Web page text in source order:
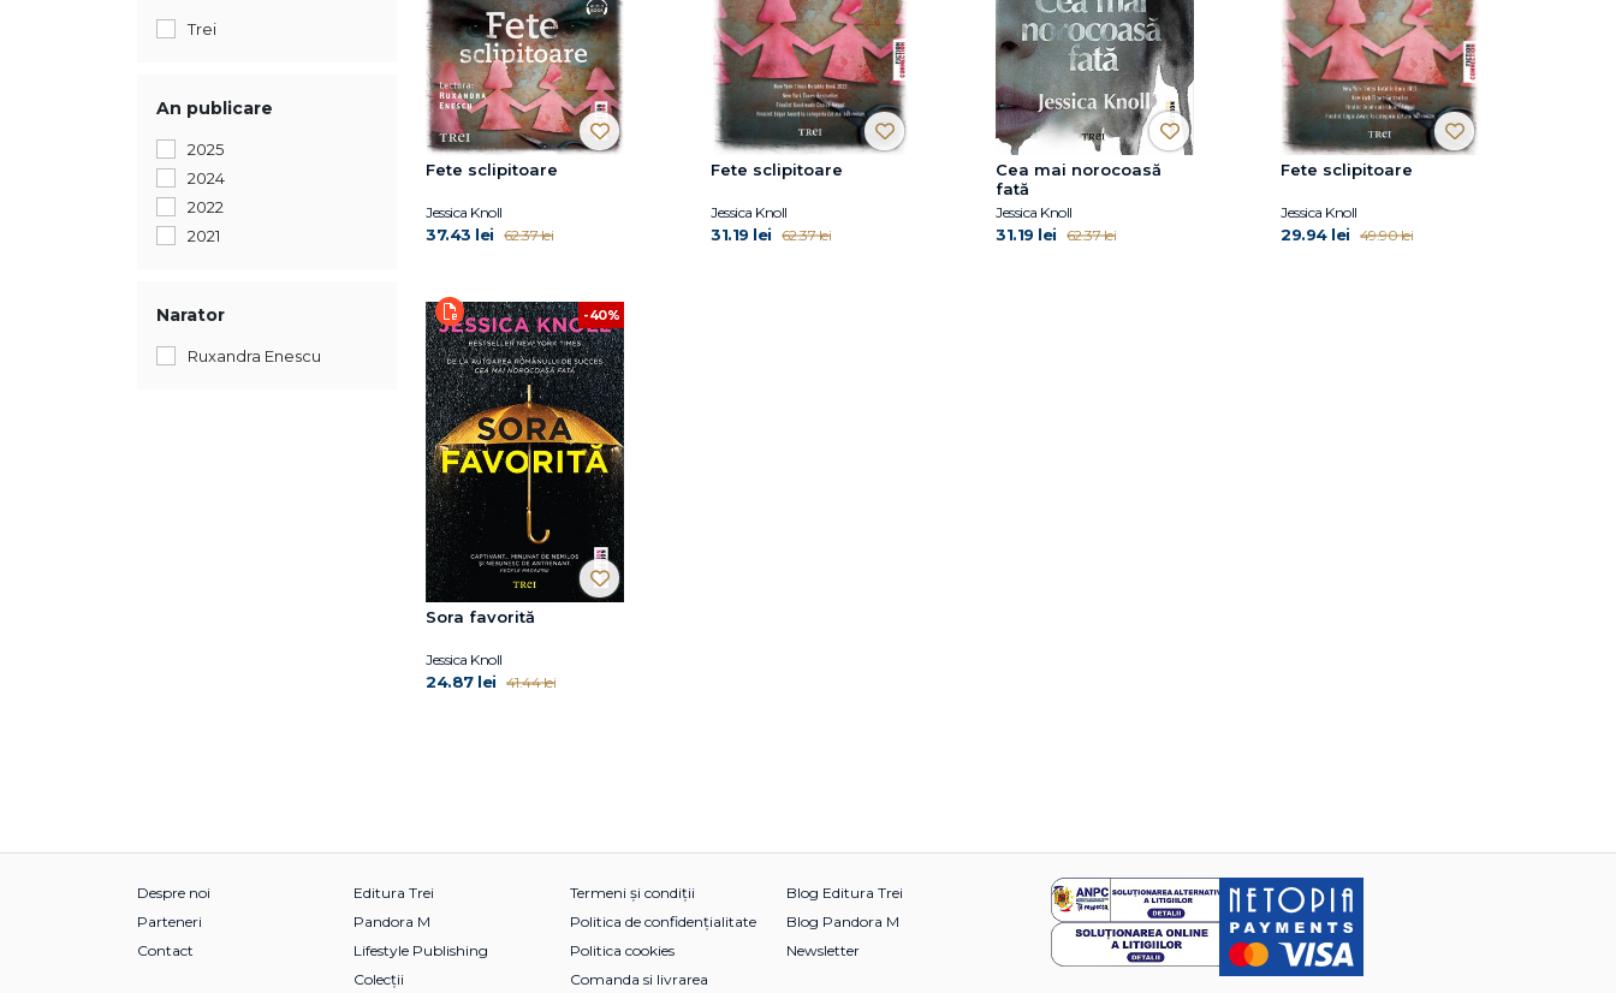
Trei
An publicare
2025
2024
2022
2021
Narator
Ruxandra Enescu
Fete sclipitoare
Jessica Knoll
37.43 lei 62.37 lei
Fete sclipitoare
Jessica Knoll
31.19 lei 62.37 lei
Cea mai norocoasă
fată
Jessica Knoll
31.19 lei 62.37 lei
Fete sclipitoare
Jessica Knoll
29.94 lei 49.90 lei
-40%
Sora favorită
Jessica Knoll
24.87 lei 41.44 lei
Despre noi
Parteneri
Contact
Editura Trei
Pandora M
Lifestyle Publishing
Colecții
Termeni și condiții
Politica de confidențialitate
Politica cookies
Comanda si livrarea
Blog Editura Trei
Blog Pandora M
Newsletter